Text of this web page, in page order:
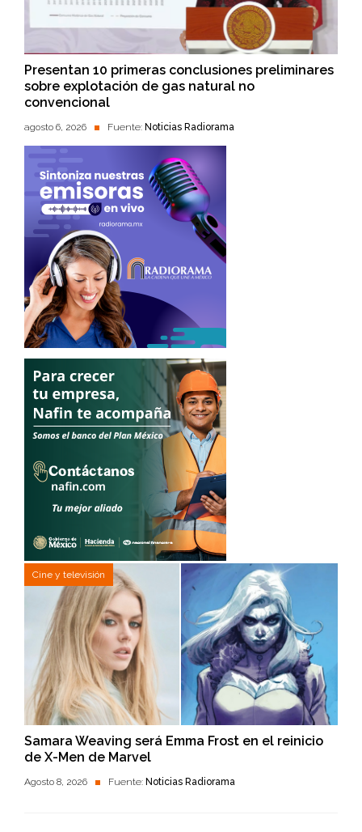
Presentan 10 primeras conclusiones preliminares
sobre explotación de gas natural no
convencional
agosto 6, 2026 Fuente: Noticias Radiorama
Cine y televisión
Samara Weaving será Emma Frost en el reinicio
de X-Men de Marvel
Agosto 8, 2026 Fuente: Noticias Radiorama